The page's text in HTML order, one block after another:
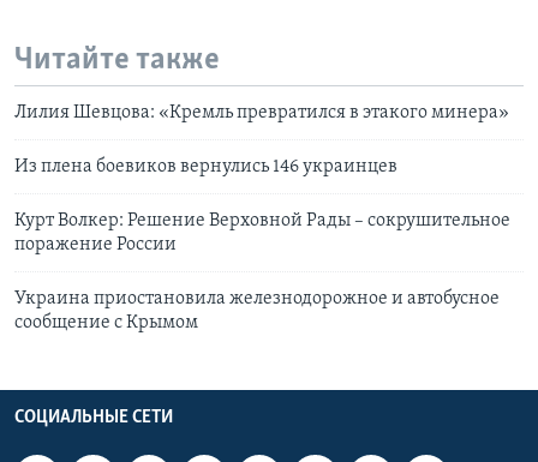
Читайте также
Лилия Шевцова: «Кремль превратился в этакого минера»
Из плена боевиков вернулись 146 украинцев
Курт Волкер: Решение Верховной Рады – сокрушительное
поражение России
Украина приостановила железнодорожное и автобусное
сообщение с Крымом
СОЦИАЛЬНЫЕ СЕТИ